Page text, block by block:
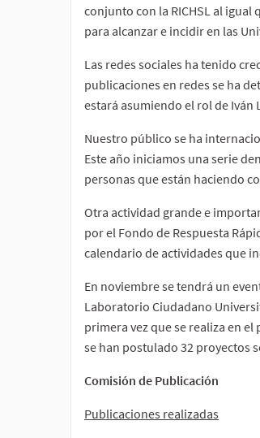
conjunto con la RICHSL al igual
para alcanzar e incidir en las
Las redes sociales ha tenido
publicaciones en redes se ha
estará asumiendo el rol de Iván
Nuestro público se ha
Este año iniciamos una serie
personas que están haciendo
Otra actividad grande e
por el Fondo de Respuesta
calendario de actividades que
En noviembre se tendrá un
Laboratorio Ciudadano
primera vez que se realiza en
se han postulado 32 proyectos
Comisión de Publicación
Publicaciones realizadas